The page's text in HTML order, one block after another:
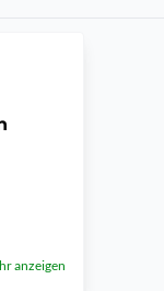
anzeigen